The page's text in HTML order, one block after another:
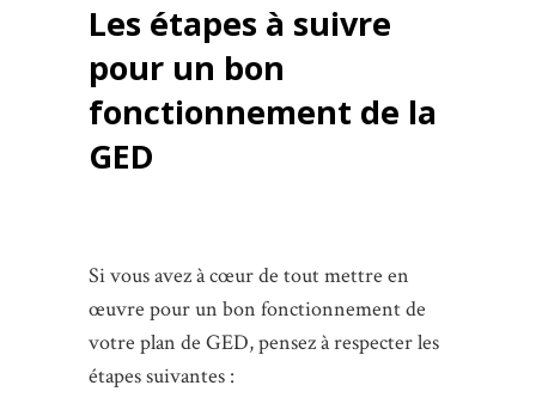
Les étapes à suivre
pour un bon
fonctionnement de la
GED
Si vous avez à cœur de tout mettre en
œuvre pour un bon fonctionnement de
votre plan de GED, pensez à respecter les
étapes suivantes :